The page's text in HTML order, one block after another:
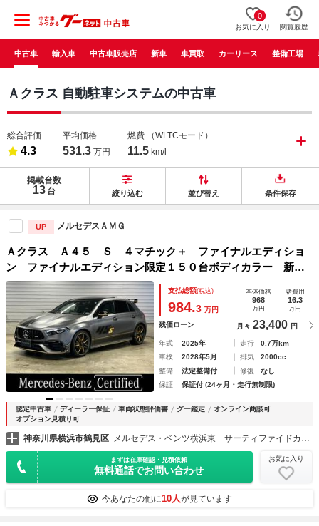
0
お気に入り 閲覧履歴
中古車 輸入車 中古車販売店 新車 車買取 カーリース 整備工場
Ａクラス 自動駐車システムの中古車
総合評価
4.3
平均価格
531.3 万円
燃費 （WLTCモード）
11.5 km/l
掲載台数
13 台 絞り込む 並び替え 条件保存
UP メルセデスＡＭＧ
Ａクラス Ａ４５ Ｓ ４マチック＋ ファイナルエディショ
ン ファイナルエディション限定１５０台ボディカラー 新車
保証（メルセデス・ケア）継承 ヘッドアップディスプレイ
３６０°カメラシステム パノラマサンルーフ アンビエントラ
イト（６４色）
支払総額(税込)
984.3 万円
本体価格
968
万円
諸費用
16.3
万円
残価ローン 月々 23,400 円
年式 2025年 走行
0.7万km
車検
2028年5月 排気
2000cc
整備
法定整備付 修復
なし
保証
保証付 (24ヶ月・走行無制限)
認定中古車 ディーラー保証 車両状態評価書 グー鑑定
オンライン商談可
オプション見積り可
神奈川県横浜市鶴見区 メルセデス・ベンツ横浜東 サーティファイドカーセンター
まずは在庫確認・見積依頼
無料通話でお問い合わせ
お気に入り
今あなたの他に10人が見ています